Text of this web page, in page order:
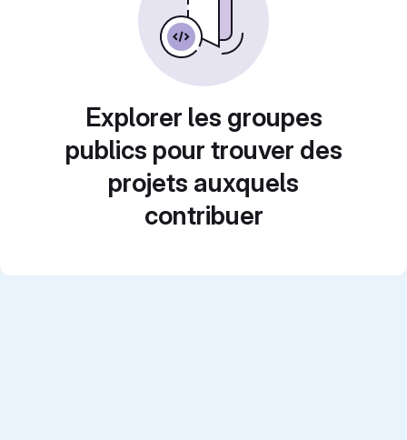
Explorer les groupes
publics pour trouver des
projets auxquels
contribuer